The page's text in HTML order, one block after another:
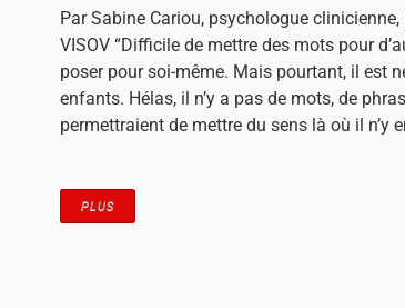
Par Sabine Cariou, psychologue
VISOV “Difficile de mettre des mots pour
poser pour soi-même. Mais pourtant, il est
enfants. Hélas, il n’y a pas de mots, de
permettraient de mettre du sens là où il n’y
PLUS